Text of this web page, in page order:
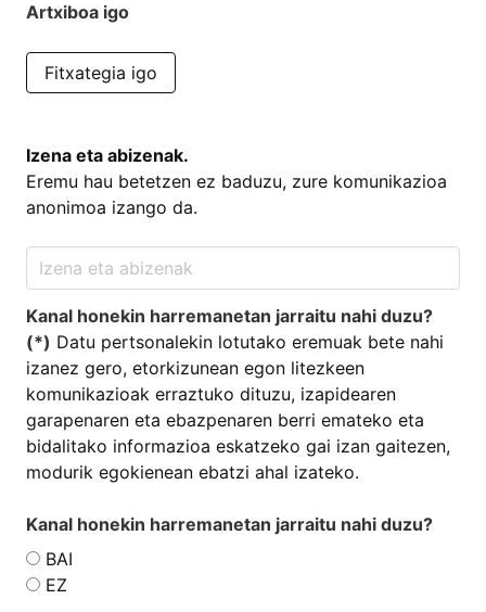
Artxiboa igo
Fitxategia igo
Izena eta abizenak.
Eremu hau betetzen ez baduzu, zure komunikazioa
anonimoa izango da.
Kanal honekin harremanetan jarraitu nahi duzu?
(*) Datu pertsonalekin lotutako eremuak bete nahi
izanez gero, etorkizunean egon litezkeen
komunikazioak erraztuko dituzu, izapidearen
garapenaren eta ebazpenaren berri emateko eta
bidalitako informazioa eskatzeko gai izan gaitezen,
modurik egokienean ebatzi ahal izateko.
Kanal honekin harremanetan jarraitu nahi duzu?
BAI
EZ